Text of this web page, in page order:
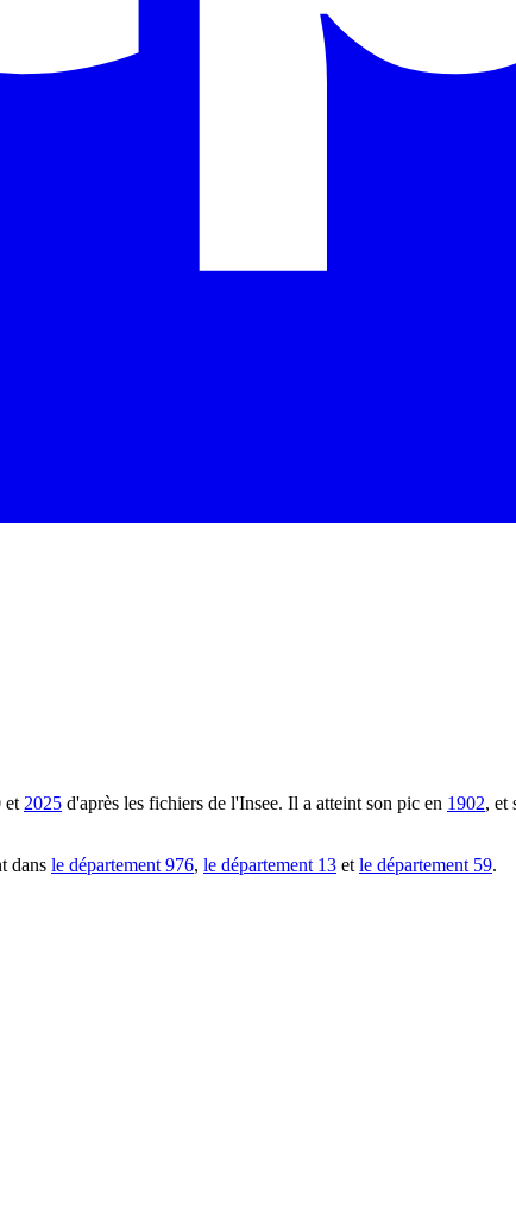
et 2025 d'après les fichiers de l'Insee. Il a atteint son pic en 1902, et
dans le département 976, le département 13 et le département 59.